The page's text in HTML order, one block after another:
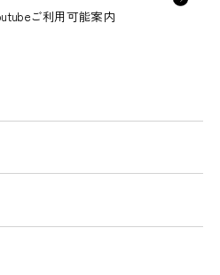
ご利用可能案内